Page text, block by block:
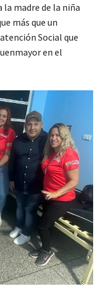
la madre de la niña
más que un
Social que
en el